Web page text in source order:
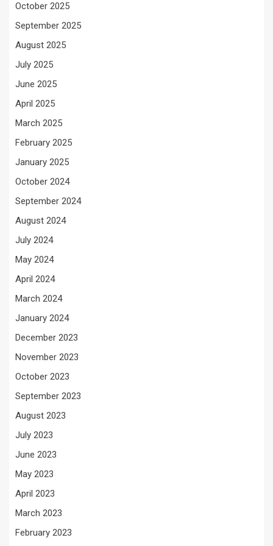
October 2025
September 2025
August 2025
July 2025
June 2025
April 2025
March 2025
February 2025
January 2025
October 2024
September 2024
August 2024
July 2024
May 2024
April 2024
March 2024
January 2024
December 2023
November 2023
October 2023
September 2023
August 2023
July 2023
June 2023
May 2023
April 2023
March 2023
February 2023